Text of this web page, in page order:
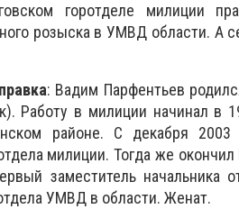
горотделе милиции
розыска в УМВД области. А
: Вадим Парфентьев
Работу в милиции начинал в
районе. С декабря 2003
милиции. Тогда же
заместитель начальника
УМВД в области. Женат.